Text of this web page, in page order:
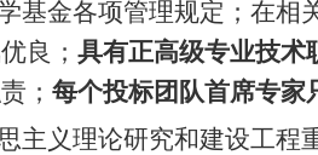
基金各项管理规定；在相
良； 具有正高级专业技术
； 每个投标团队首席专家
主义理论研究和建设工程